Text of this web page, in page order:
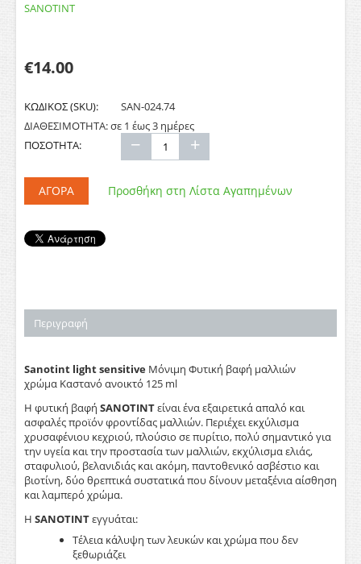
SANOTINT
€14.00
ΚΩΔΙΚΟΣ (SKU):
SAN-024.74
ΔΙΑΘΕΣΙΜΟΤΗΤΑ:σε 1 έως 3 ημέρες
ΠΟΣΟΤΗΤΑ:
+
−
ΑΓΟΡΆ Προσθήκη στη Λίστα Αγαπημένων
Περιγραφή
Sanotint lightsensitive Μόνιμη Φυτική βαφή μαλλιών
χρώμα Καστανό ανοικτό 125 ml
Η φυτική βαφή SANOTINTείναι ένα εξαιρετικά απαλό και
ασφαλές προϊόν φροντίδας μαλλιών. Περιέχει εκχύλισμα
χρυσαφένιου κεχριού, πλούσιο σε πυρίτιο, πολύ σημαντικό για
την υγεία και την προστασία των μαλλιών, εκχύλισμα ελιάς,
σταφυλιού, βελανιδιάς και ακόμη, παντοθενικό ασβέστιο και
βιοτίνη, δύο θρεπτικά συστατικά που δίνουν μεταξένια αίσθηση
και λαμπερό χρώμα.
Η SANOTINTεγγυάται:
Τέλεια κάλυψη των λευκών και χρώμα που δεν
ξεθωριάζει